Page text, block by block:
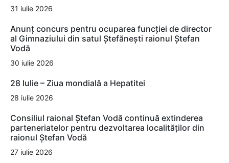
31 iulie 2026
Anunț concurs pentru ocuparea funcției de director
al Gimnaziului din satul Ștefănești raionul Ștefan
Vodă
30 iulie 2026
28 Iulie – Ziua mondială a Hepatitei
28 iulie 2026
Consiliul raional Ștefan Vodă continuă extinderea
parteneriatelor pentru dezvoltarea localităților din
raionul Ștefan Vodă
27 iulie 2026